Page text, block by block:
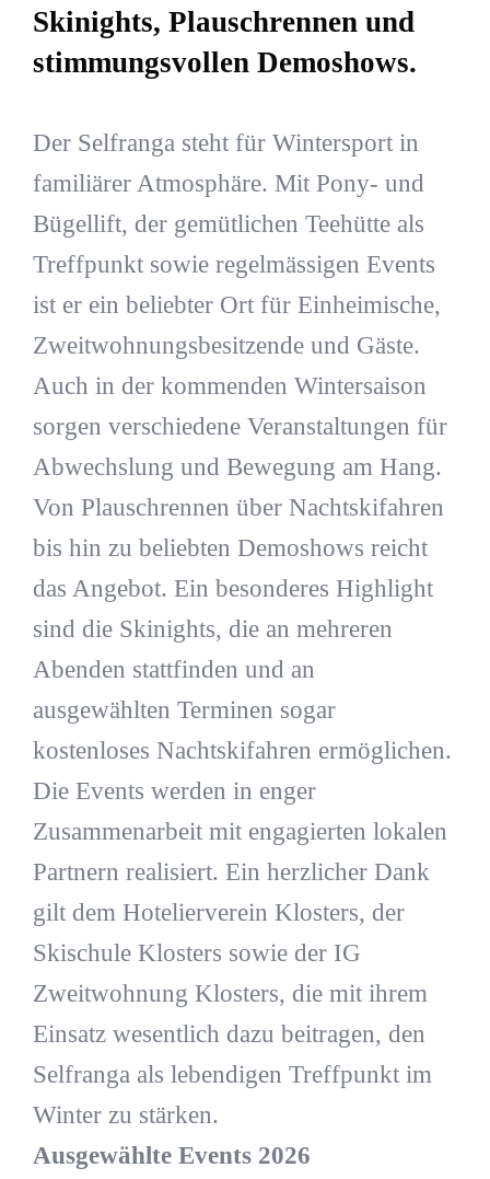
Skinights, Plauschrennen und
stimmungsvollen Demoshows.
Der Selfranga steht für Wintersport in
familiärer Atmosphäre. Mit Pony- und
Bügellift, der gemütlichen Teehütte als
Treffpunkt sowie regelmässigen Events
ist er ein beliebter Ort für Einheimische,
Zweitwohnungsbesitzende und Gäste.
Auch in der kommenden Wintersaison
sorgen verschiedene Veranstaltungen für
Abwechslung und Bewegung am Hang.
Von Plauschrennen über Nachtskifahren
bis hin zu beliebten Demoshows reicht
das Angebot. Ein besonderes Highlight
sind die Skinights, die an mehreren
Abenden stattfinden und an
ausgewählten Terminen sogar
kostenloses Nachtskifahren ermöglichen.
Die Events werden in enger
Zusammenarbeit mit engagierten lokalen
Partnern realisiert. Ein herzlicher Dank
gilt dem Hotelierverein Klosters, der
Skischule Klosters sowie der IG
Zweitwohnung Klosters, die mit ihrem
Einsatz wesentlich dazu beitragen, den
Selfranga als lebendigen Treffpunkt im
Winter zu stärken.
Ausgewählte Events 2026